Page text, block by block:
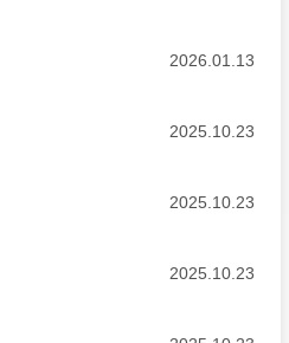
2026.01.13
2025.10.23
2025.10.23
2025.10.23